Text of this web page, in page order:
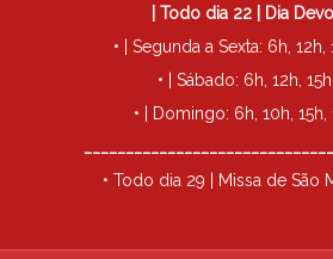
| Todo dia 22 | Dia
• | Segunda a Sexta: 6h, 12h,
• | Sábado: 6h, 12h,
• | Domingo: 6h, 10h, 15h,
• Todo dia 29 | Missa de São